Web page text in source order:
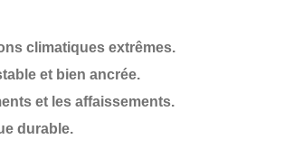
climatiques extrêmes.
et bien ancrée.
et les affaissements.
durable.